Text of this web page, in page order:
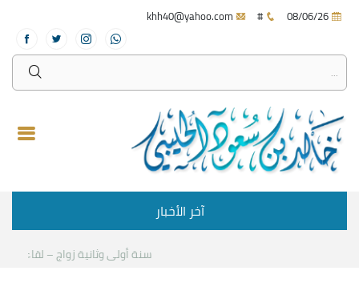
#
آخر الأخبار
سنة أولى وثانية زواج – لقاء مع